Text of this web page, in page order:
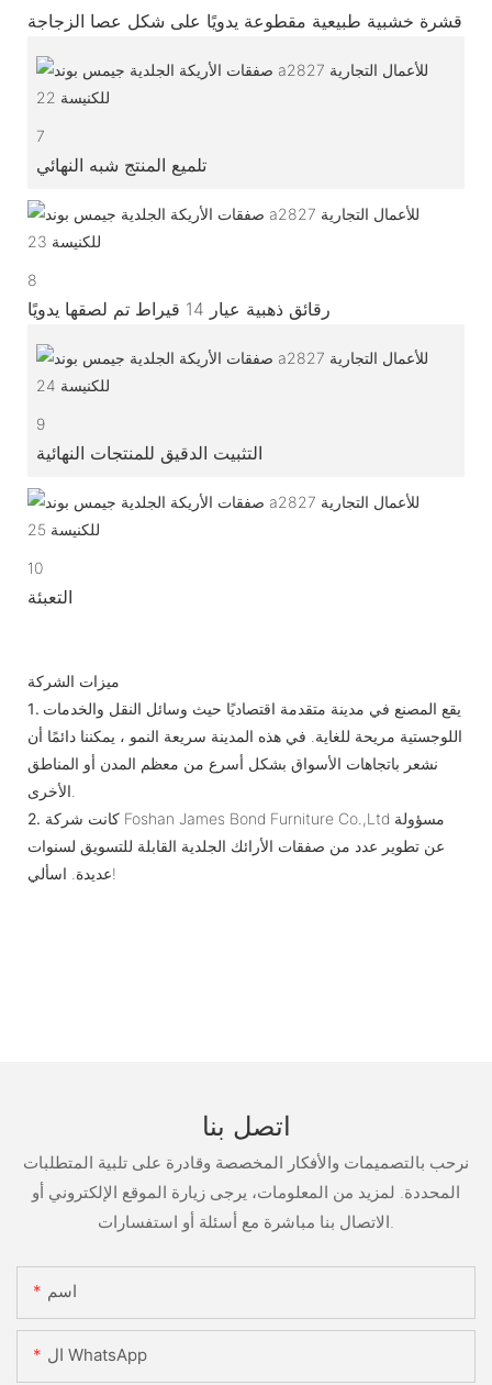
قشرة خشبية طبيعية مقطوعة يدويًا على شكل عصا الزجاجة
7
تلميع المنتج شبه النهائي
8
رقائق ذهبية عيار 14 قيراط تم لصقها يدويًا
9
التثبيت الدقيق للمنتجات النهائية
10
التعبئة
ميزات الشركة
1. يقع المصنع في مدينة متقدمة اقتصاديًا حيث وسائل النقل والخدمات
اللوجستية مريحة للغاية. في هذه المدينة سريعة النمو ، يمكننا دائمًا أن
نشعر باتجاهات الأسواق بشكل أسرع من معظم المدن أو المناطق
2. كانت شركة Foshan James Bond Furniture Co.,Ltd مسؤولة
عن تطوير عدد من صفقات الأرائك الجلدية القابلة للتسويق لسنوات
عديدة. اسألي!
اتصل بنا
نرحب بالتصميمات والأفكار المخصصة وقادرة على تلبية المتطلبات
المحددة. لمزيد من المعلومات، يرجى زيارة الموقع الإلكتروني أو
اسم
ال WhatsApp